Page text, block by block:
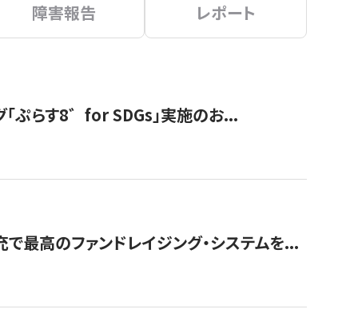
障害報告 レポート
ぷらす8゛for SDGs」実施のお...
最高のファンドレイジング・システムを...